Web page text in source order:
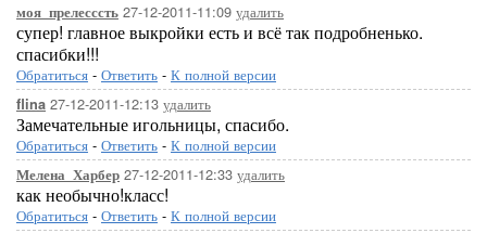
моя_прелесссть 27-12-2011-11:09 удалить
супер! главное выкройки есть и всё так подробненько.
спасибки!!!
Обратиться - Ответить - К полной версии
flina 27-12-2011-12:13 удалить
Замечательные игольницы, спасибо.
Обратиться - Ответить - К полной версии
Мелена_Харбер 27-12-2011-12:33 удалить
как необычно!класс!
Обратиться - Ответить - К полной версии